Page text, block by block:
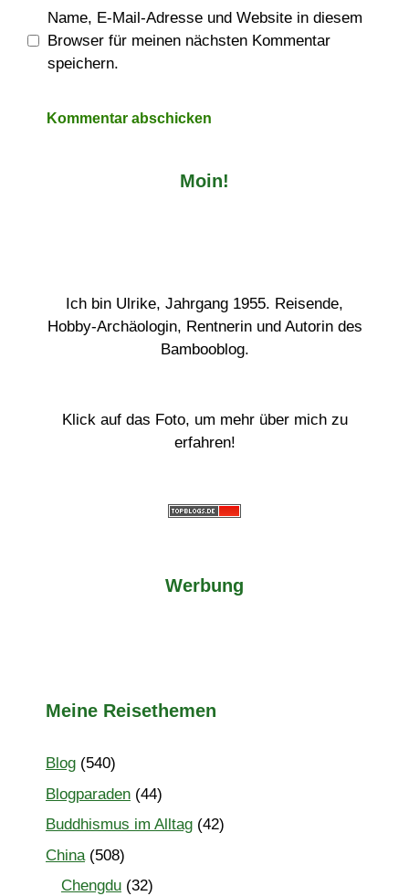
Name, E-Mail-Adresse und Website in diesem
Browser für meinen nächsten Kommentar
speichern.
Moin!
Ich bin Ulrike, Jahrgang 1955. Reisende,
Hobby-Archäologin, Rentnerin und Autorin des
Bambooblog.
Klick auf das Foto, um mehr über mich zu
erfahren!
Werbung
Meine Reisethemen
Blog (540)
Blogparaden (44)
Buddhismus im Alltag (42)
China(508)
Chengdu (32)